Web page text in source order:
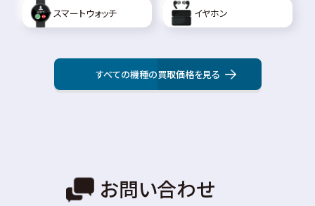
スマートウォッチ イヤホン
すべての機種の買取価格を見る
お問い合わせ